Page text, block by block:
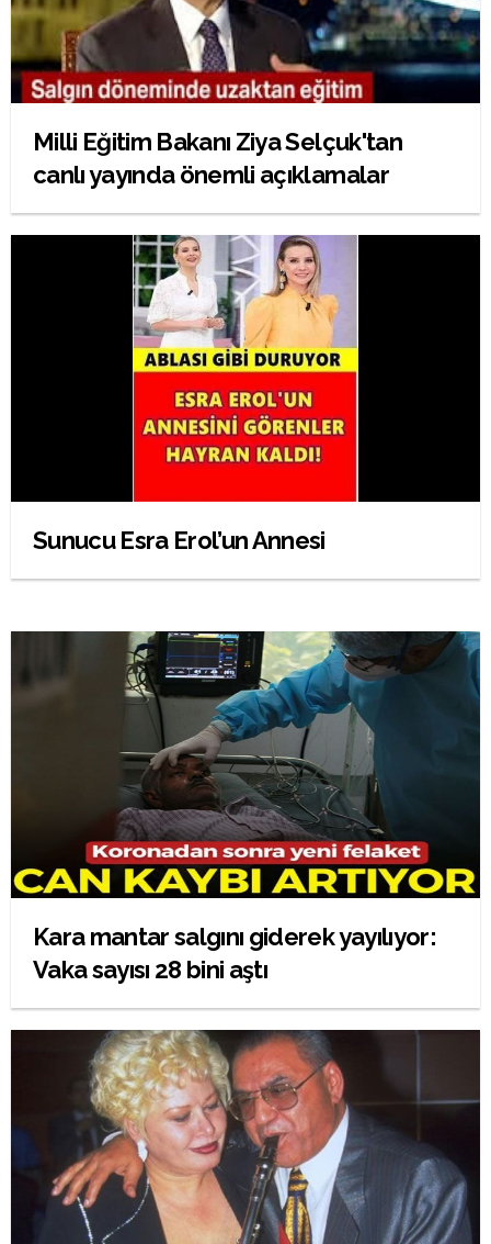
Milli Eğitim Bakanı Ziya Selçuk'tan
canlı yayında önemli açıklamalar
Sunucu Esra Erol’un Annesi
Kara mantar salgını giderek yayılıyor:
Vaka sayısı 28 bini aştı